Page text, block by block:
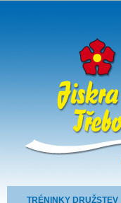
TRÉNINKY DRUŽSTEV